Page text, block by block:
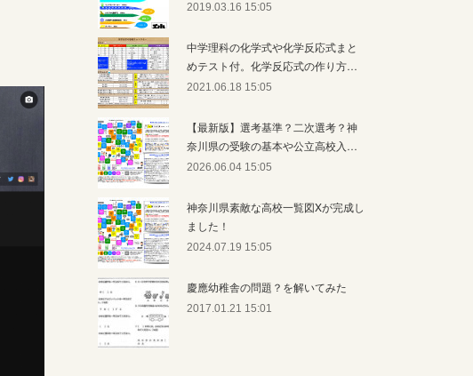
2019.03.16 15:05
中学理科の化学式や化学反応式まと
めテスト付。化学反応式の作り方…
2021.06.18 15:05
【最新版】選考基準？二次選考？神
奈川県の受験の基本や公立高校入…
2026.06.04 15:05
神奈川県素敵な高校一覧図Xが完成し
ました！
2024.07.19 15:05
慶應幼稚舎の問題？を解いてみた
2017.01.21 15:01